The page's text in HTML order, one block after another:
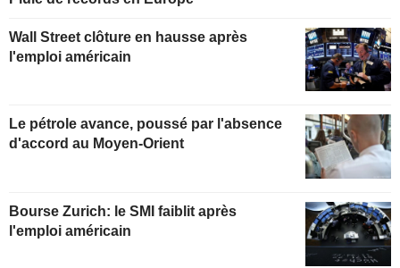
Wall Street clôture en hausse après
l'emploi américain
Le pétrole avance, poussé par l'absence
d'accord au Moyen-Orient
Bourse Zurich: le SMI faiblit après
l'emploi américain